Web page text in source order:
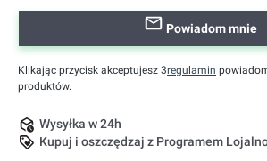
Powiadom mnie
Klikając przycisk akceptujesz 3regulamin
produktów.
Wysyłka w 24h
Kupuj i oszczędzaj z Programem